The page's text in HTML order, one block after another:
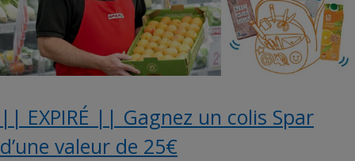
|| EXPIRÉ || Gagnez un colis Spar
d’une valeur de 25€